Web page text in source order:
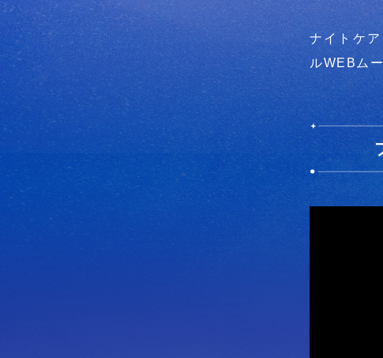
ナイトケ
ルWEBム